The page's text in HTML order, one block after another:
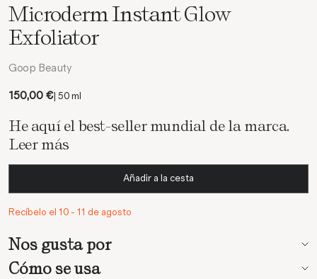
Microderm Instant Glow
Exfoliator
Goop Beauty
Precio de oferta
150,00 €| 50 ml
He aquí el best-seller mundial de la marca.
Leer más
Añadir a la cesta
Recíbelo el 10 - 11 de agosto
Nos gusta por
Cómo se usa